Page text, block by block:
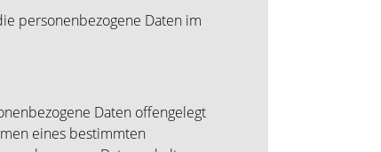
personenbezogene Daten im
Daten offengelegt
eines bestimmten